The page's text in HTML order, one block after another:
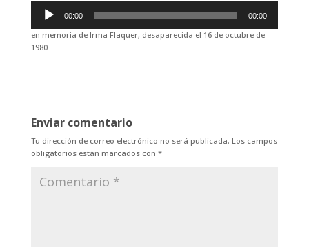
Reproductor
audio
00:00 00:00
en memoria de Irma Flaquer, desaparecida el 16 de octubre de
1980
Enviar comentario
Tu dirección de correo electrónico no será publicada. Los campos
obligatorios están marcados con *